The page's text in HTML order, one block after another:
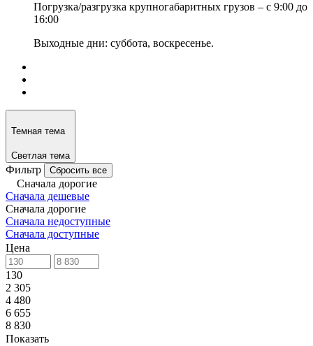
Погрузка/разгрузка крупногабаритных грузов – с 9:00 до
16:00
Выходные дни: суббота, воскресенье.
Темная тема
Светлая тема
Фильтр Сбросить все
Сначала дорогие
Сначала дешевые
Сначала дорогие
Сначала недоступные
Сначала доступные
Цена
130
2 305
4 480
6 655
8 830
Показать